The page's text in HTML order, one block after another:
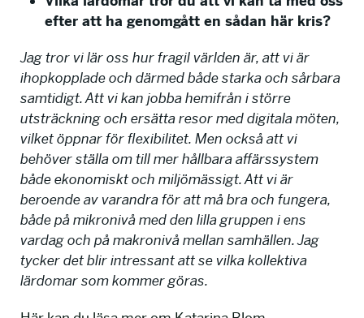
efter att ha genomgått en sådan här kris?
Jag tror vi lär oss hur fragil världen är, att vi är
ihopkopplade och därmed både starka och sårbara
samtidigt. Att vi kan jobba hemifrån i större
utsträckning och ersätta resor med digitala möten,
vilket öppnar för flexibilitet. Men också att vi
behöver ställa om till mer hållbara affärssystem
både ekonomiskt och miljömässigt. Att vi är
beroende av varandra för att må bra och fungera,
både på mikronivå med den lilla gruppen i ens
vardag och på makronivå mellan samhällen. Jag
tycker det blir intressant att se vilka kollektiva
lärdomar som kommer göras.